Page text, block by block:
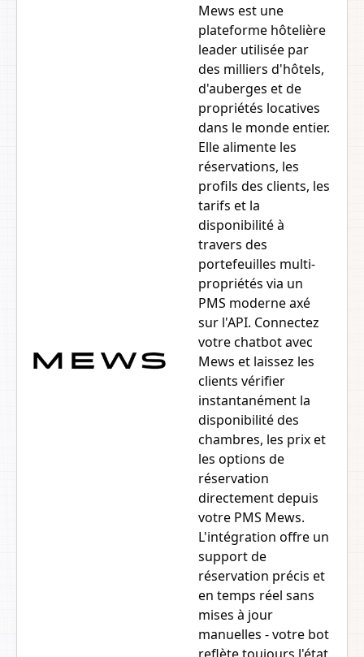
Mews est une
plateforme hôtelière
leader utilisée par
des milliers d'hôtels,
d'auberges et de
propriétés locatives
dans le monde entier.
Elle alimente les
réservations, les
profils des clients, les
tarifs et la
disponibilité à
travers des
portefeuilles multi-
propriétés via un
PMS moderne axé
sur l'API. Connectez
votre chatbot avec
Mews et laissez les
clients vérifier
instantanément la
disponibilité des
chambres, les prix et
les options de
réservation
directement depuis
votre PMS Mews.
L'intégration offre un
support de
réservation précis et
en temps réel sans
mises à jour
manuelles - votre bot